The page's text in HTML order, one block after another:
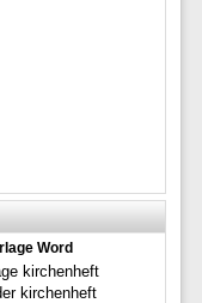
Word
kirchenheft
kirchenheft